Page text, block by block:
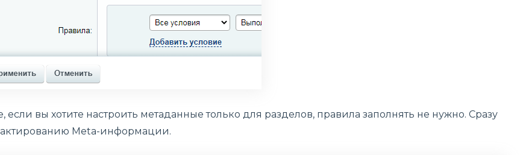
вы хотите настроить метаданные только для разделов, правила заполнять не нужно. Сразу
Meta-информации.